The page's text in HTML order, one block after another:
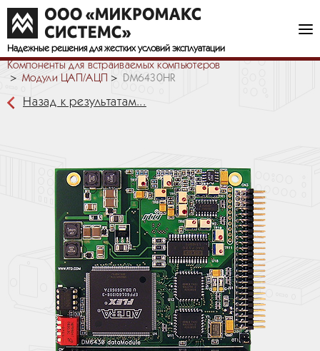
Надежные решения для жестких условий эксплуатации
Компоненты для встраиваемых компьютеров
Модули ЦАП/АЦП
DM6430HR
Назад к результатам...